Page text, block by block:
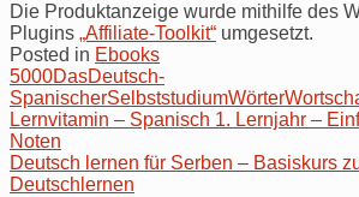
Die Produktanzeige wurde mithilfe des
Plugins „Affiliate-Toolkit“ umgesetzt.
Posted in Ebooks
5000DasDeutsch-
SpanischerSelbststudiumWörter
Post
navigation
Lernvitamin – Spanisch 1. Lernjahr –
Noten
Deutsch lernen für Serben – Basiskurs
Deutschlernen